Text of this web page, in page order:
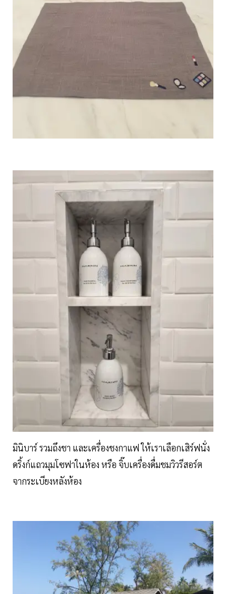
มินิบาร์ รวมถึงชา และเครื่องชงกาแฟ ให้เราเลือกเสิร์ฟนั่ง
ดริ้งก์แถวมุมโซฟาในห้อง หรือ จิ๊บเครื่องดื่มชมวิวรีสอร์ต
จากระเบียงหลังห้อง